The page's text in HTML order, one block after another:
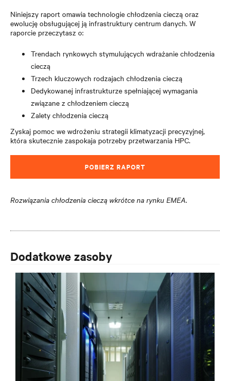
Niniejszy raport omawia technologie chłodzenia cieczą oraz
ewolucję obsługującej ją infrastruktury centrum danych. W
raporcie przeczytasz o:
Trendach rynkowych stymulujących wdrażanie chłodzenia
cieczą
Trzech kluczowych rodzajach chłodzenia cieczą
Dedykowanej infrastrukturze spełniającej wymagania
związane z chłodzeniem cieczą
Zalety chłodzenia cieczą
Zyskaj pomoc we wdrożeniu strategii klimatyzacji precyzyjnej,
która skutecznie zaspokaja potrzeby przetwarzania HPC.
POBIERZ RAPORT
Rozwiązania chłodzenia cieczą wkrótce na rynku EMEA.
Dodatkowe zasoby